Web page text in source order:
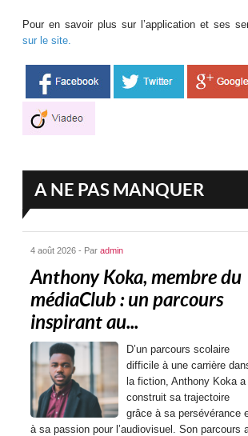
Pour en savoir plus sur l’application et ses
sur le site.
A NE PAS MANQUER
4 août 2026 - Paradmin
Anthony Koka, membre du
médiaClub : un parcours
inspirant au...
D’un parcours scolaire
difficile à une carrière
la fiction, Anthony Koka a
construit sa trajectoire
grâce à sa persévérance
à sa passion pour l’audiovisuel. Son parcours